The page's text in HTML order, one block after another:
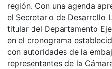
región. Con una agenda
el Secretario de Desarrollo
titular del Departamento
en el cronograma
con autoridades de la
representantes de la